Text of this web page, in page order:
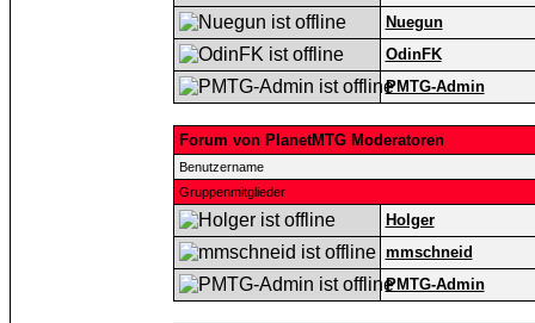
Nuegun
OdinFK
PMTG-Admin
Forum von PlanetMTG Moderatoren
Benutzername
Gruppenmitglieder
Holger
mmschneid
PMTG-Admin